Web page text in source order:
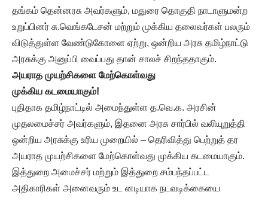
தங்கம் தென்னரசு அவர்களும், மதுரை தொகுதி நாடாளுமன்ற
உறுப்பினர் சு.வெங்கடேசன் மற்றும் முக்கிய தலைவர்கள் பலரும்
விடுத்துள்ள வேண்டுகோளை ஏற்று, ஒன்றிய அரசு தமிழ்நாட்டு
அரசுக்கு அனுப்பி வைப்பது தான் சாலச் சிறந்ததாகும்.
அயராத முயற்சிகளை மேற்கொள்வது
முக்கிய கடமையாகும்!
புதிதாக தமிழ்நாட்டில் அமைந்துள்ள த.வெ.க. அரசின்
முதலமைச்சர் அவர்களும், இதனை அரசு சார்பில் வலியுறுத்தி
ஒன்றிய அரசுக்கு உரிய முறையில் – தெரிவித்து பெற்றுத் தர
அயராத முயற்சிகளை மேற்கொள்வது முக்கிய கடமையாகும்.
இத்துறை அமைச்சர் மற்றும் இத்துறை சம்பந்தப்பட்ட
அதிகாரிகள் அனைவரும் உட னடியாக நடவடிக்கையை